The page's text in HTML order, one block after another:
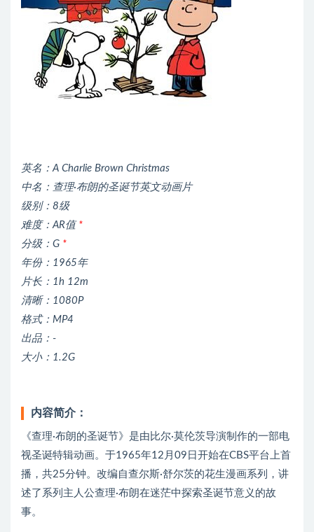
英名：A Charlie Brown Christmas
中名：查理·布朗的圣诞节英文动画片
级别：8级
难度：AR值 *
分级：G *
年份：1965年
片长：1h 12m
清晰：1080P
格式：MP4
出品：-
大小：1.2G
内容简介：
《查理·布朗的圣诞节》是由比尔·莫伦茨导演制作的一部电
视圣诞特辑动画。于1965年12月09日开始在CBS平台上首
播，共25分钟。改编自查尔斯·舒尔茨的花生漫画系列，讲
述了系列主人公查理·布朗在迷茫中探索圣诞节意义的故
事。